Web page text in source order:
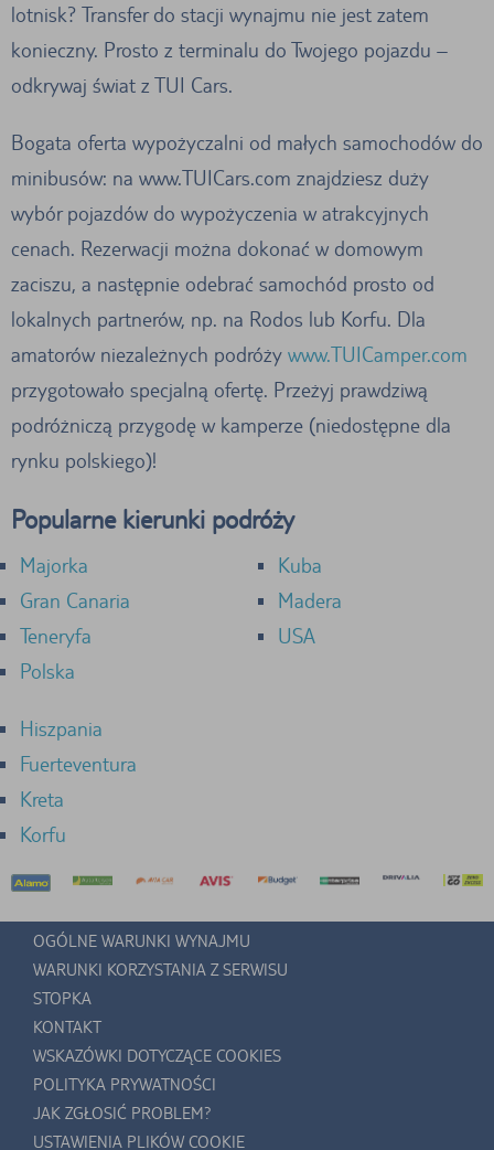
lotnisk? Transfer do stacji wynajmu nie jest zatem
konieczny. Prosto z terminalu do Twojego pojazdu –
odkrywaj świat z TUI Cars.
Bogata oferta wypożyczalni od małych samochodów do
minibusów: na www.TUICars.com znajdziesz duży
wybór pojazdów do wypożyczenia w atrakcyjnych
cenach. Rezerwacji można dokonać w domowym
zaciszu, a następnie odebrać samochód prosto od
lokalnych partnerów, np. na Rodos lub Korfu. Dla
amatorów niezależnych podróży www.TUICamper.com
przygotowało specjalną ofertę. Przeżyj prawdziwą
podróżniczą przygodę w kamperze (niedostępne dla
rynku polskiego)!
Popularne kierunki podróży
Majorka
Gran Canaria
Teneryfa
Polska
Hiszpania
Fuerteventura
Kreta
Korfu
Kuba
Madera
USA
OGÓLNE WARUNKI WYNAJMU
WARUNKI KORZYSTANIA Z SERWISU
STOPKA
KONTAKT
WSKAZÓWKI DOTYCZĄCE COOKIES
POLITYKA PRYWATNOŚCI
JAK ZGŁOSIĆ PROBLEM?
USTAWIENIA PLIKÓW COOKIE